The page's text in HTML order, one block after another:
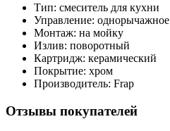
Тип: смеситель для кухни
Управление: однорычажное
Монтаж: на мойку
Излив: поворотный
Картридж: керамический
Покрытие: хром
Производитель: Frap
Отзывы покупателей